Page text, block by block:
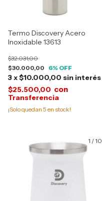
Termo Discovery Acero
Inoxidable 13613
$30.000,00
$32.031,00
6% OFF
3x$10.000,00 sin interés
$25.500,00 con
¡Solo quedan 5 en stock!
1 /10